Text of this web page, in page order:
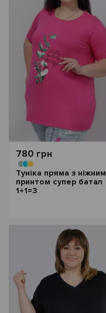
780 грн
Туніка пряма з ніжним
принтом супер батал
1+1=3